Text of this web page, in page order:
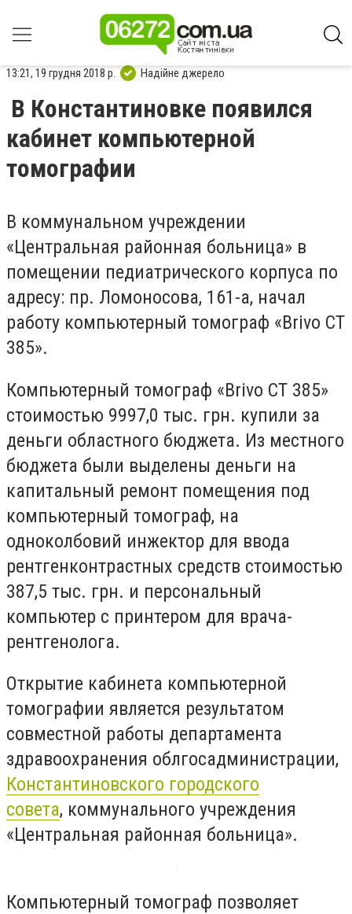
13:21, 19 грудня 2018 р. Надійне джерело
В Константиновке появился
кабинет компьютерной
томографии
В коммунальном учреждении
«Центральная районная больница» в
помещении педиатрического корпуса по
адресу: пр. Ломоносова, 161-а, начал
работу компьютерный томограф «Brivo СТ
385».
Компьютерный томограф «Brivo СТ 385»
стоимостью 9997,0 тыс. грн. купили за
деньги областного бюджета. Из местного
бюджета были выделены деньги на
капитальный ремонт помещения под
компьютерный томограф, на
одноколбовий инжектор для ввода
рентгенконтрастных средств стоимостью
387,5 тыс. грн. и персональный
компьютер с принтером для врача-
рентгенолога.
Открытие кабинета компьютерной
томографии является результатом
совместной работы департамента
здравоохранения облгосадминистрации,
Константиновского городского
совета, коммунального учреждения
«Центральная районная больница».
Компьютерный томограф позволяет